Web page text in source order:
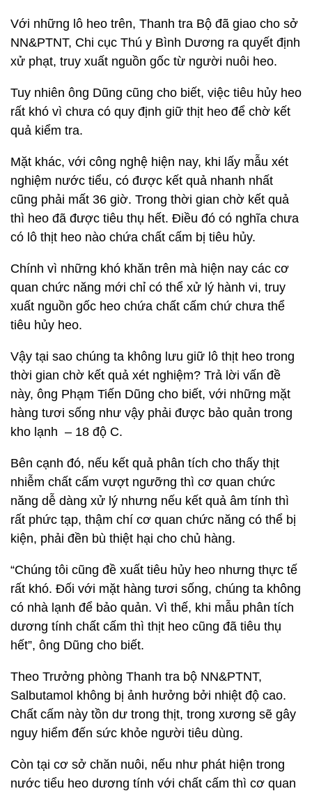
Với những lô heo trên, Thanh tra Bộ đã giao cho sở
NN&PTNT, Chi cục Thú y Bình Dương ra quyết định
xử phạt, truy xuất nguồn gốc từ người nuôi heo.
Tuy nhiên ông Dũng cũng cho biết, việc tiêu hủy heo
rất khó vì chưa có quy định giữ thịt heo để chờ kết
quả kiểm tra.
Mặt khác, với công nghệ hiện nay, khi lấy mẫu xét
nghiệm nước tiểu, có được kết quả nhanh nhất
cũng phải mất 36 giờ. Trong thời gian chờ kết quả
thì heo đã được tiêu thụ hết. Điều đó có nghĩa chưa
có lô thịt heo nào chứa chất cấm bị tiêu hủy.
Chính vì những khó khăn trên mà hiện nay các cơ
quan chức năng mới chỉ có thể xử lý hành vi, truy
xuất nguồn gốc heo chứa chất cấm chứ chưa thể
tiêu hủy heo.
Vậy tại sao chúng ta không lưu giữ lô thịt heo trong
thời gian chờ kết quả xét nghiệm? Trả lời vấn đề
này, ông Phạm Tiến Dũng cho biết, với những mặt
hàng tươi sống như vậy phải được bảo quản trong
kho lạnh – 18 độ C.
Bên cạnh đó, nếu kết quả phân tích cho thấy thịt
nhiễm chất cấm vượt ngưỡng thì cơ quan chức
năng dễ dàng xử lý nhưng nếu kết quả âm tính thì
rất phức tạp, thậm chí cơ quan chức năng có thể bị
kiện, phải đền bù thiệt hại cho chủ hàng.
“Chúng tôi cũng đề xuất tiêu hủy heo nhưng thực tế
rất khó. Đối với mặt hàng tươi sống, chúng ta không
có nhà lạnh để bảo quản. Vì thế, khi mẫu phân tích
dương tính chất cấm thì thịt heo cũng đã tiêu thụ
hết”, ông Dũng cho biết.
Theo Trưởng phòng Thanh tra bộ NN&PTNT,
Salbutamol không bị ảnh hưởng bởi nhiệt độ cao.
Chất cấm này tồn dư trong thịt, trong xương sẽ gây
nguy hiểm đến sức khỏe người tiêu dùng.
Còn tại cơ sở chăn nuôi, nếu như phát hiện trong
nước tiểu heo dương tính với chất cấm thì cơ quan